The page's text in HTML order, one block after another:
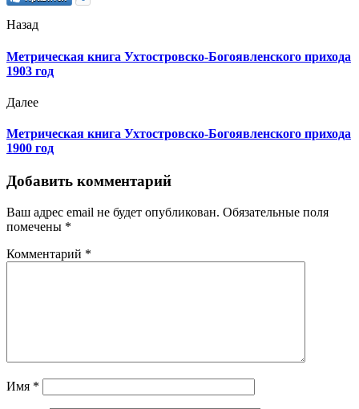
Назад
Метрическая книга Ухтостровско-Богоявленского прихода
1903 год
Далее
Метрическая книга Ухтостровско-Богоявленского прихода
1900 год
Добавить комментарий
Ваш адрес email не будет опубликован. Обязательные поля
помечены *
Комментарий *
Имя *